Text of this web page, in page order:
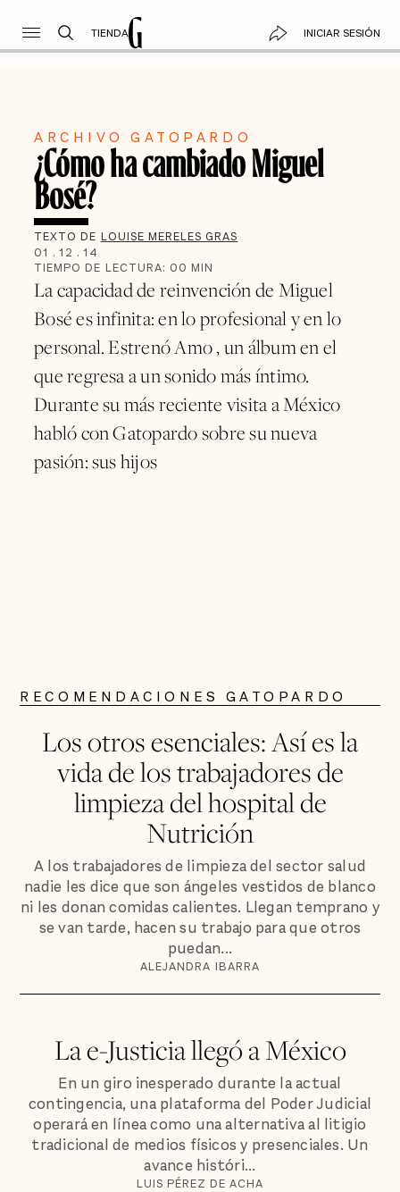
TIENDA INICIAR SESIÓN
ARCHIVO GATOPARDO
¿Cómo ha cambiado Miguel
Bosé?
TEXTO DE LOUISE MERELES GRAS
01 . 12 . 14
TIEMPO DE LECTURA: 00 MIN
La capacidad de reinvención de Miguel
Bosé es infinita: en lo profesional y en lo
personal. Estrenó Amo , un álbum en el
que regresa a un sonido más íntimo.
Durante su más reciente visita a México
habló con Gatopardo sobre su nueva
pasión: sus hijos
RECOMENDACIONES GATOPARDO
Los otros esenciales: Así es la
vida de los trabajadores de
limpieza del hospital de
Nutrición
A los trabajadores de limpieza del sector salud
nadie les dice que son ángeles vestidos de blanco
ni les donan comidas calientes. Llegan temprano y
se van tarde, hacen su trabajo para que otros
puedan...
ALEJANDRA IBARRA
La e-Justicia llegó a México
En un giro inesperado durante la actual
contingencia, una plataforma del Poder Judicial
operará en línea como una alternativa al litigio
tradicional de medios físicos y presenciales. Un
avance históri...
LUIS PÉREZ DE ACHA